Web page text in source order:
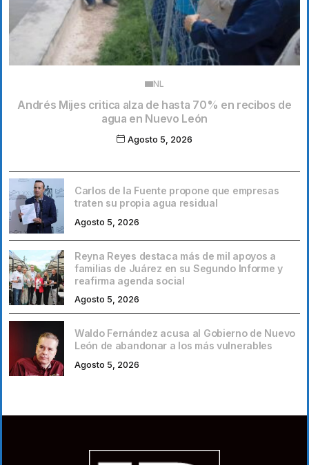
NL
Andrés Mijes critica alza de hasta 70% en recibos de
agua en Nuevo León
Agosto 5, 2026
Carlos de la Fuente propone que empresas
traten su propia agua residual
Agosto 5, 2026
Reyna Reyes destaca más de mil apoyos a
familias de Juárez en su Segundo Informe y
reafirma agenda social
Agosto 5, 2026
Waldo Fernández acusa al Gobierno de Nuevo
León de abandonar a los más vulnerables
Agosto 5, 2026